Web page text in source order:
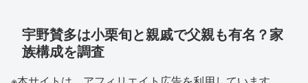
宇野賛多は小栗旬と親戚で父親も有名？家
族構成を調査